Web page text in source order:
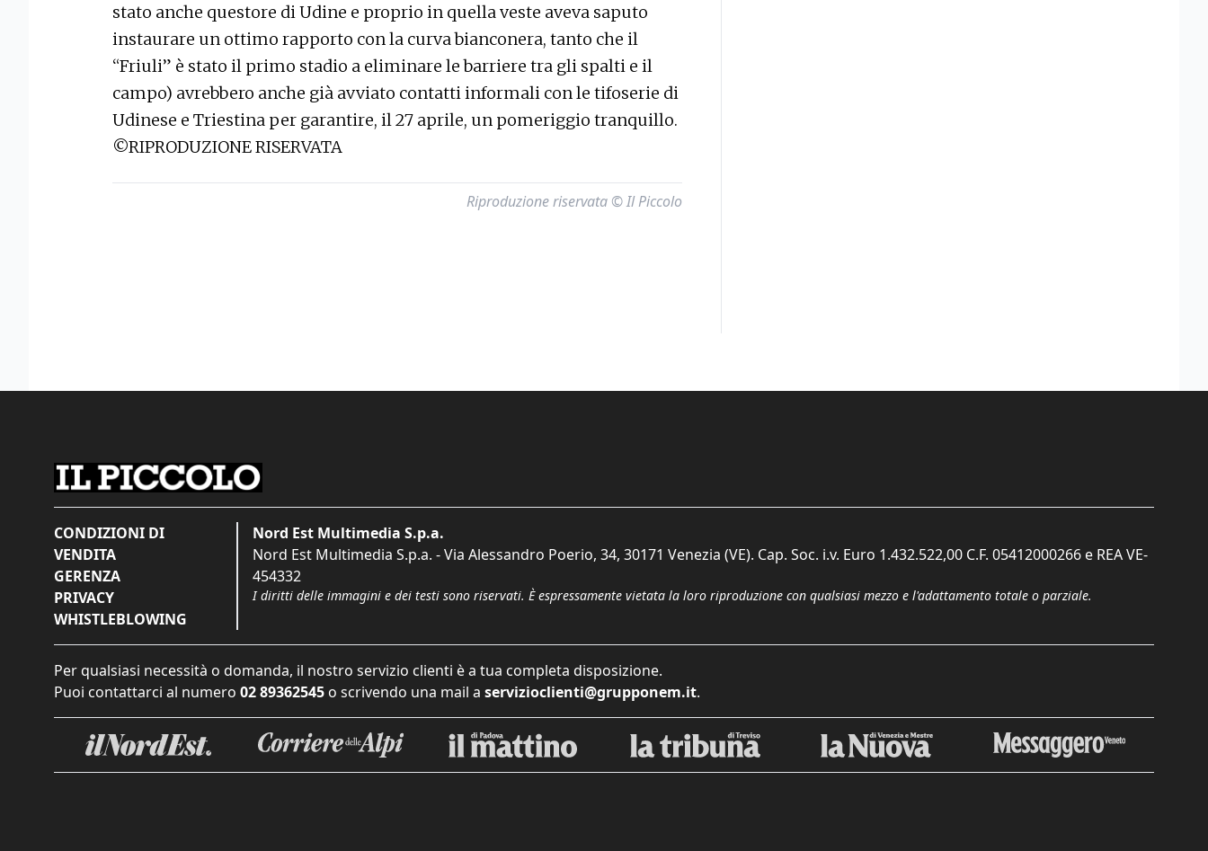
stato anche questore di Udine e proprio in quella veste aveva saputo
instaurare un ottimo rapporto con la curva bianconera, tanto che il
“Friuli” è stato il primo stadio a eliminare le barriere tra gli spalti e il
campo) avrebbero anche già avviato contatti informali con le tifoserie di
Udinese e Triestina per garantire, il 27 aprile, un pomeriggio tranquillo.
©RIPRODUZIONE RISERVATA
Riproduzione riservata © Il Piccolo
CONDIZIONI DI
VENDITA
GERENZA
PRIVACY
WHISTLEBLOWING
Nord Est Multimedia S.p.a.
Nord Est Multimedia S.p.a. - Via Alessandro Poerio, 34, 30171 Venezia (VE). Cap. Soc. i.v. Euro 1.432.522,00 C.F. 05412000266 e REA VE-
454332
I diritti delle immagini e dei testi sono riservati. È espressamente vietata la loro riproduzione con qualsiasi mezzo e l'adattamento totale o parziale.
Per qualsiasi necessità o domanda, il nostro servizio clienti è a tua completa disposizione.
Puoi contattarci al numero 02 89362545 o scrivendo una mail a servizioclienti@grupponem.it.